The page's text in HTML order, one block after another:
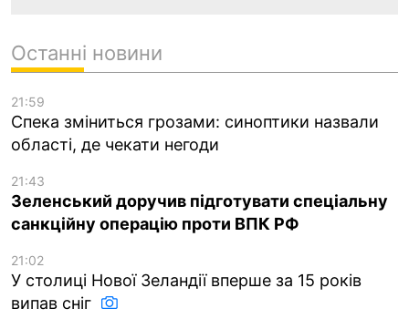
Останні новини
21:59
Спека зміниться грозами: синоптики назвали
області, де чекати негоди
21:43
Зеленський доручив підготувати спеціальну
санкційну операцію проти ВПК РФ
21:02
У столиці Нової Зеландії вперше за 15 років
випав сніг